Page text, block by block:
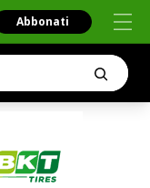
Abbonati